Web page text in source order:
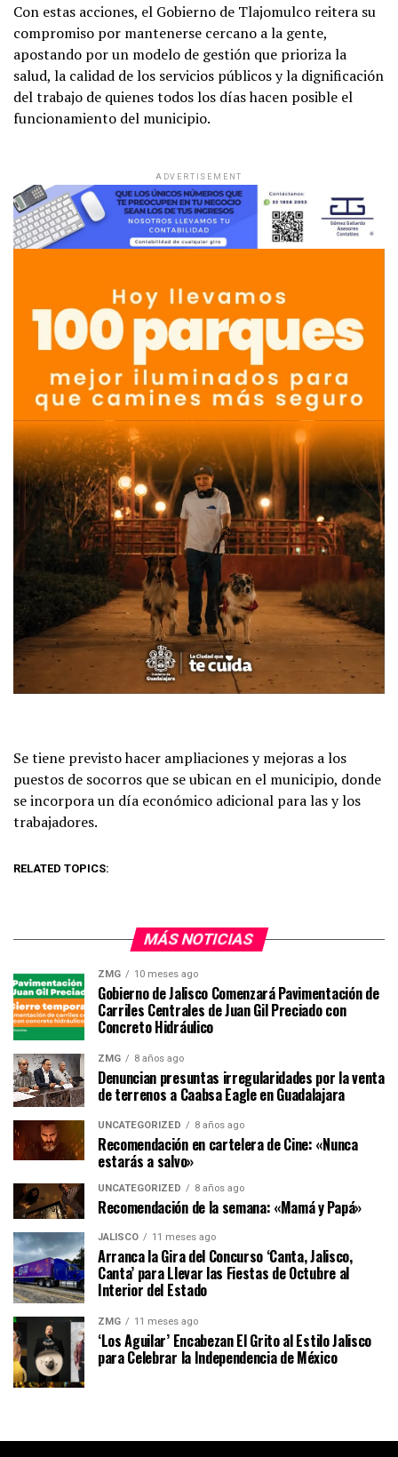
Con estas acciones, el Gobierno de Tlajomulco reitera su
compromiso por mantenerse cercano a la gente,
apostando por un modelo de gestión que prioriza la
salud, la calidad de los servicios públicos y la dignificación
del trabajo de quienes todos los días hacen posible el
funcionamiento del municipio.
ADVERTISEMENT
Se tiene previsto hacer ampliaciones y mejoras a los
puestos de socorros que se ubican en el municipio, donde
se incorpora un día económico adicional para las y los
trabajadores.
RELATED TOPICS:
MÁS NOTICIAS
ZMG 10 meses ago
Gobierno de Jalisco Comenzará Pavimentación de
Carriles Centrales de Juan Gil Preciado con
Concreto Hidráulico
ZMG 8 años ago
Denuncian presuntas irregularidades por la venta
de terrenos a Caabsa Eagle en Guadalajara
UNCATEGORIZED 8 años ago
Recomendación en cartelera de Cine: «Nunca
estarás a salvo»
UNCATEGORIZED 8 años ago
Recomendación de la semana: «Mamá y Papá»
JALISCO 11 meses ago
Arranca la Gira del Concurso ‘Canta, Jalisco,
Canta’ para Llevar las Fiestas de Octubre al
Interior del Estado
ZMG 11 meses ago
‘Los Aguilar’ Encabezan El Grito al Estilo Jalisco
para Celebrar la Independencia de México